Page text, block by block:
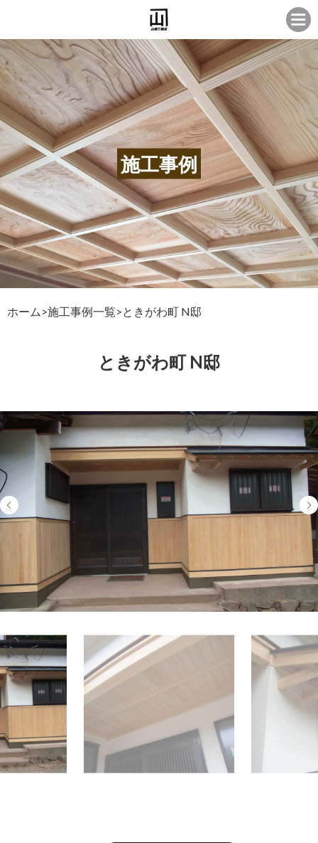
施工事例
ホーム >施工事例一覧>ときがわ町 N邸
ときがわ町 N邸